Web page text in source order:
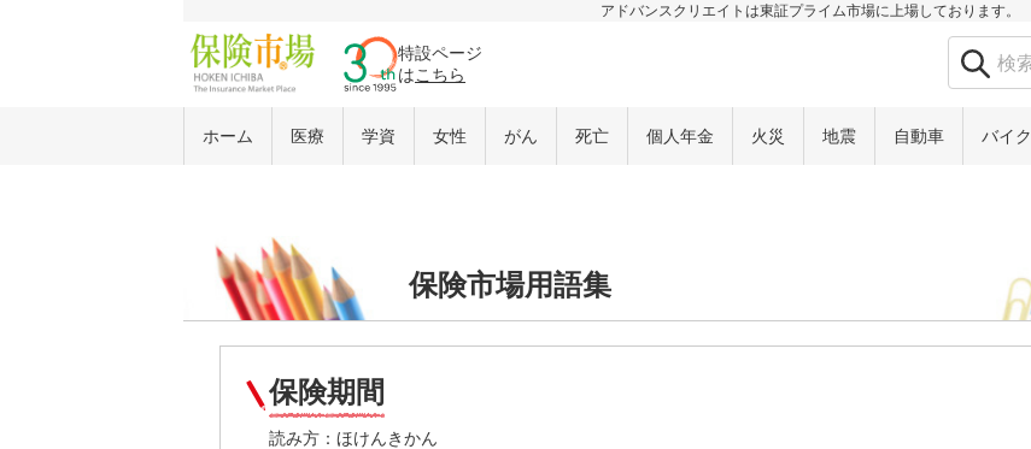
アドバンスクリエイトは東証プライム市場に上場しております。
特設ページ
はこちら
ホーム 医療 学資 女性 がん 死亡 個人年金 火災 地震 自動車 バイク
保険市場用語集
保険期間
読み方：ほけんきかん